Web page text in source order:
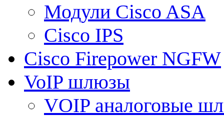
Модули Cisco ASA
Cisco IPS
Cisco Firepower NGFW
VoIP шлюзы
VOIP аналоговые